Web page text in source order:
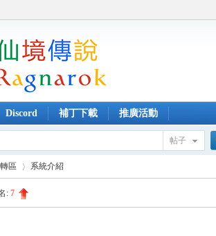
Discord 補丁下載 推廣活動
帖子
區 系統介紹
: 7